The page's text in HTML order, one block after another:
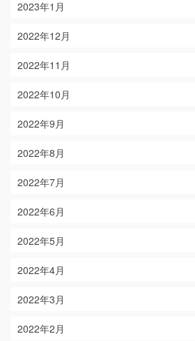
2023年1月
2022年12月
2022年11月
2022年10月
2022年9月
2022年8月
2022年7月
2022年6月
2022年5月
2022年4月
2022年3月
2022年2月